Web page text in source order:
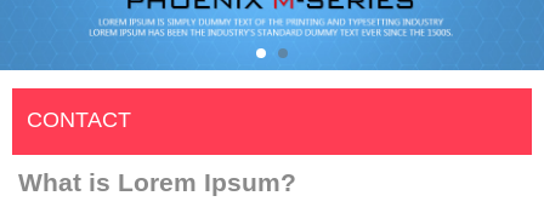
CONTACT
What is Lorem Ipsum?